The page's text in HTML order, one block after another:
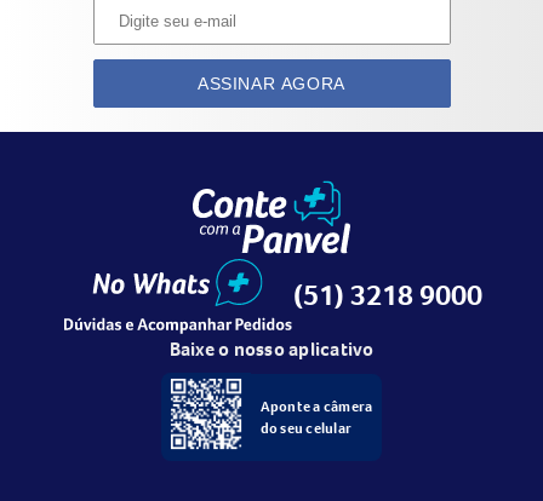
ASSINAR AGORA
(51) 3218 9000
Baixe o nosso aplicativo
Aponte a câmera
do seu celular